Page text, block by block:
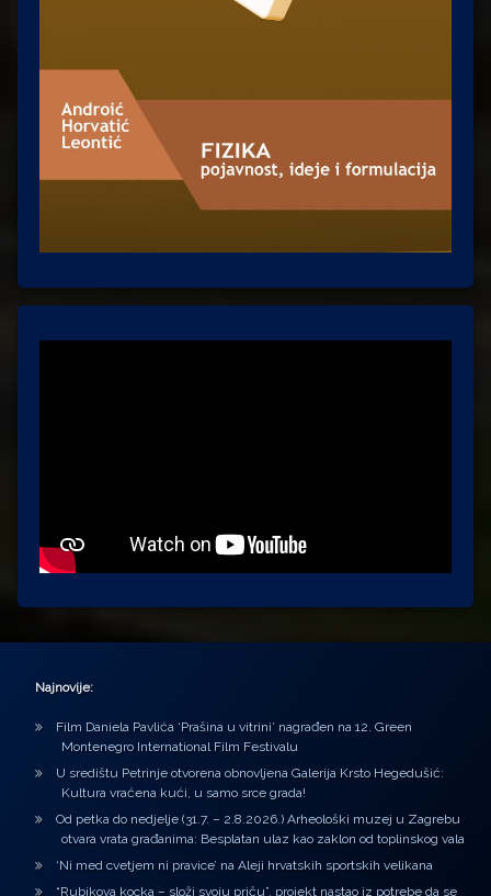
Najnovije:
Film Daniela Pavlića ‘Prašina u vitrini’ nagrađen na 12. Green
Montenegro International Film Festivalu
U središtu Petrinje otvorena obnovljena Galerija Krsto Hegedušić:
Kultura vraćena kući, u samo srce grada!
Od petka do nedjelje (31.7. – 2.8.2026.) Arheološki muzej u Zagrebu
otvara vrata građanima: Besplatan ulaz kao zaklon od toplinskog vala
‘Ni med cvetjem ni pravice’ na Aleji hrvatskih sportskih velikana
“Rubikova kocka – složi svoju priču”, projekt nastao iz potrebe da se